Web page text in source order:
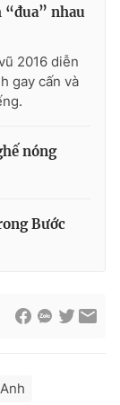
“đua” nhau
2016 diễn
gay cấn và
nóng
Bước